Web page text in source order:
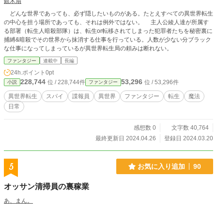
どんな世界であっても、必ず隠したいものがある。たとえすべての異世界転生
の中心を担う場所であっても、それは例外ではない。 主人公綾人達が所属す
る部署（転生人暗殺部隊）は、転生or転移されてしまった犯罪者たちを秘密裏に
捕縛&暗殺でその世界から抹消する仕事を行っている。人数が少ない分ブラック
な仕事になってしまっているが異世界転生局の頼みは断れない。
ファンタジー 連載中 長編
24h.ポイント 0pt
小説 228,744 位 / 228,744件 ファンタジー 53,296 位 / 53,296件
異世界転生 スパイ 諜報員 異世界 ファンタジー 転生
魔法
日常
感想数 0
文字数 40,764
最終更新日 2024.04.26
登録日 2024.03.20
5 お気に入り追加 90
オッサン清掃員の裏稼業
あ、まん。